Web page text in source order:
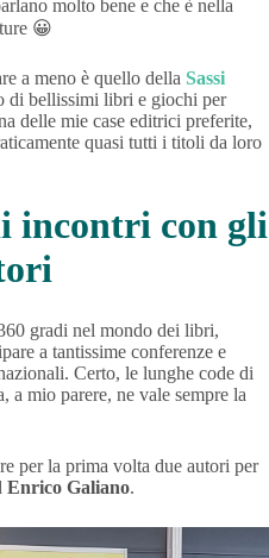
molto bene e che è nella
😀
a meno è quello della Sassi
di bellissimi libri e giochi per
delle mie case editrici preferite,
quasi tutti i titoli da loro
incontri con gli
gradi nel mondo dei libri,
a tantissime conferenze e
Certo, le lunghe code di
a mio parere, ne vale sempre la
per la prima volta due autori per
Enrico Galiano.